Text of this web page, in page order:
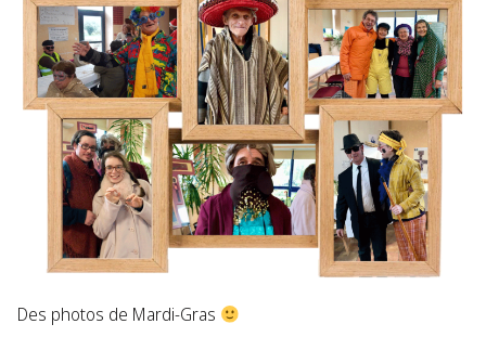
Des photos de Mardi-Gras